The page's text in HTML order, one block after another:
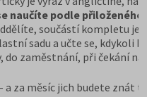
naučíte podle přiloženého
součástí kompletu je i
sadu a učte se, kdykoli
zaměstnání, při čekání
a za měsíc jich budete znát